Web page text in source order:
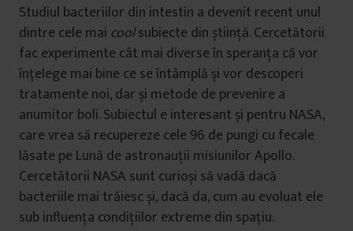
Studiul bacteriilor din intestin a devenit recent unul
dintre cele mai coolsubiecte din știință. Cercetătorii
fac experimente cât mai diverse în speranța că vor
înțelege mai bine ce se întâmplă și vor descoperi
tratamente noi, dar și metode de prevenire a
anumitor boli. Subiectul e interesant și pentru NASA,
care vrea să recupereze cele 96 de pungi cu fecale
lăsate pe Lună de astronauții misiunilor Apollo.
Cercetătorii NASA sunt curioși să vadă dacă
bacteriile mai trăiesc și, dacă da, cum au evoluat ele
sub influența condițiilor extreme din spațiu.